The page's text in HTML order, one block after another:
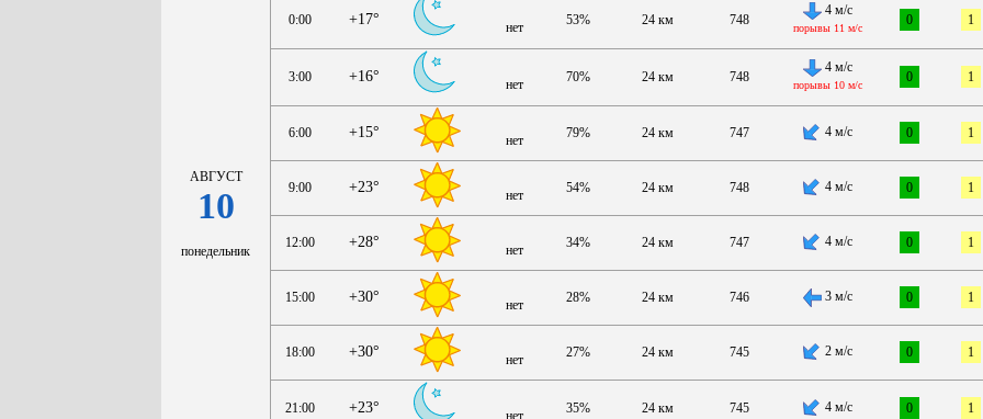
АВГУСТ
10
понедельник
0:00 +17° нет 53% 24 км 748
4 м/с
порывы 11 м/с
0 1
3:00 +16° нет 70% 24 км 748
4 м/с
порывы 10 м/с
0 1
6:00 +15° нет 79% 24 км 747 4 м/с 0 1
9:00 +23° нет 54% 24 км 748 4 м/с 0 1
12:00 +28° нет 34% 24 км 747 4 м/с 0 1
15:00 +30° нет 28% 24 км 746 3 м/с 0 1
18:00 +30° нет 27% 24 км 745 2 м/с 0 1
21:00 +23° нет 35% 24 км 745 4 м/с 0 1